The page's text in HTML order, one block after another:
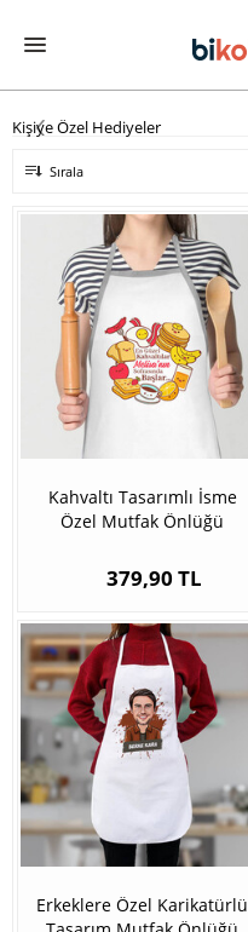
Kişiye Özel Hediyeler
Sırala
Kahvaltı Tasarımlı İsme
Özel Mutfak Önlüğü
379,90 TL
Erkeklere Özel Karikatürlü